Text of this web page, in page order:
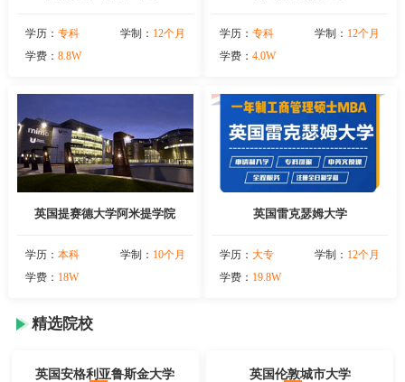
学历： 专科 学制： 12个月
学费： 8.8W
学历： 专科 学制： 12个月
学费： 4.0W
英国提赛德大学阿米提学院
学历： 本科 学制： 10个月
学费： 18W
英国雷克瑟姆大学
学历： 大专 学制： 12个月
学费： 19.8W
精选院校
英国安格利亚鲁斯金大学 英国伦敦城市大学